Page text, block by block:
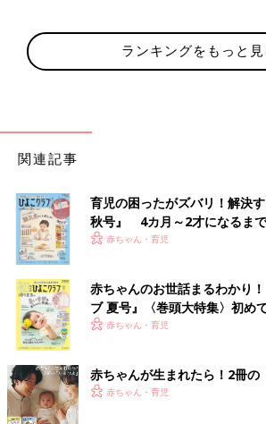
ランキングをもっと見
関連記事
育児の困ったがズバリ！解決
秋号』 4カ月～2才になるま
いっぱい！
赤ちゃん・育児
赤ちゃんのお世話まるわかり
ブ 夏号』〈巻頭大特集〉初め
く！ おっぱい・ミルクの基本
赤ちゃん・育児
赤ちゃんが生まれたら！2冊の
赤ちゃん・育児